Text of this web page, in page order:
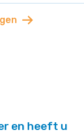
en heeft u